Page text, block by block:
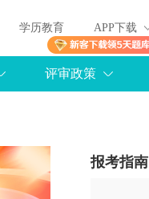
学历教育 APP下载
评审政策
报考指南